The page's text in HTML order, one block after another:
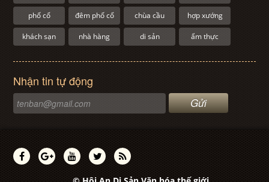
phố cổ đêm phố cổ chùa cầu hợp xướng
khách sạn nhà hàng di sản ẩm thực
Nhận tin tự động